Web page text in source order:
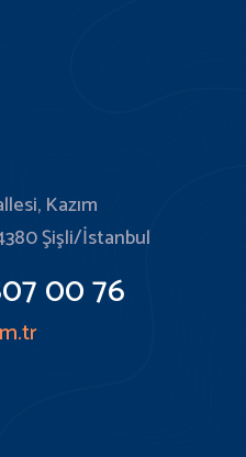
Kazım
Şişli/İstanbul
00 76